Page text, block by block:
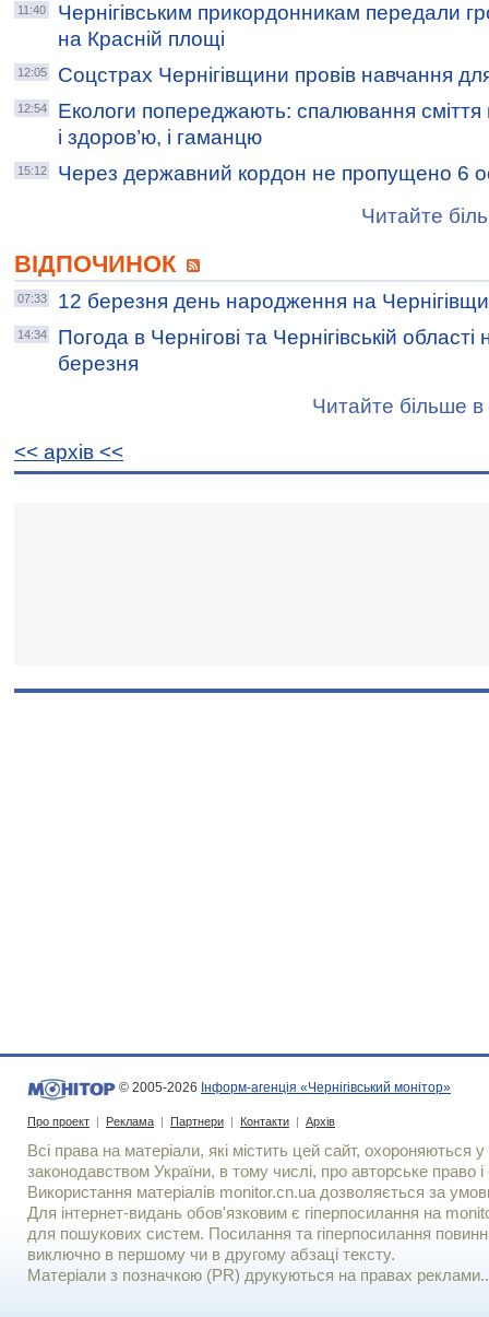
11:40
Чернігівським прикордонникам передали
на Красній площі
12:05 Соцстрах Чернігівщини провів навчання
12:54
Екологи попереджають: спалювання
і здоров’ю, і гаманцю
15:12
Через державний кордон не пропущено 6
Читайте
ВІДПОЧИНОК
07:33 12 березня день народження на
14:34
Погода в Чернігові та Чернігівській
березня
Читайте більше в
<< архiв <<
© 2005-2026 Інформ-агенція «Чернігівський монітор»
Про проект | Реклама | Партнери | Контакти | Архів
Всі права на матеріали, які містить цей сайт, охороняються у
законодавством України, в тому числі, про авторське право і
Використання матерiалiв monitor.cn.ua дозволяється за
Для iнтернет-видань обов'язковим є гiперпосилання на
для пошукових систем. Посилання та гіперпосилання
виключно в першому чи в другому абзаці тексту.
Матеріали з позначкою (PR) друкуються на правах реклами..